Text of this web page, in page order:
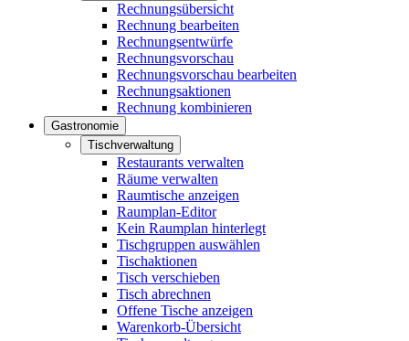
Rechnungsübersicht
Rechnung bearbeiten
Rechnungsentwürfe
Rechnungsvorschau
Rechnungsvorschau bearbeiten
Rechnungsaktionen
Rechnung kombinieren
Gastronomie
Tischverwaltung
Restaurants verwalten
Räume verwalten
Raumtische anzeigen
Raumplan-Editor
Kein Raumplan hinterlegt
Tischgruppen auswählen
Tischaktionen
Tisch verschieben
Tisch abrechnen
Offene Tische anzeigen
Warenkorb-Übersicht